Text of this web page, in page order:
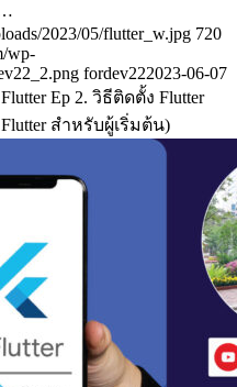
2023/05/flutter_w.jpg 720
wp-
fordev222023-06-07
Ep 2. วิธีติดตั้ง Flutter
สำหรับผู้เริ่มต้น)